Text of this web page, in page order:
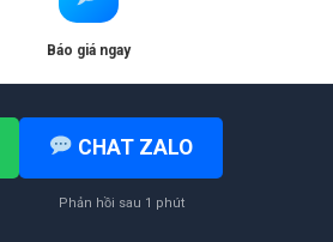
Báo giá ngay
CHAT ZALO
Phản hồi sau 1 phút